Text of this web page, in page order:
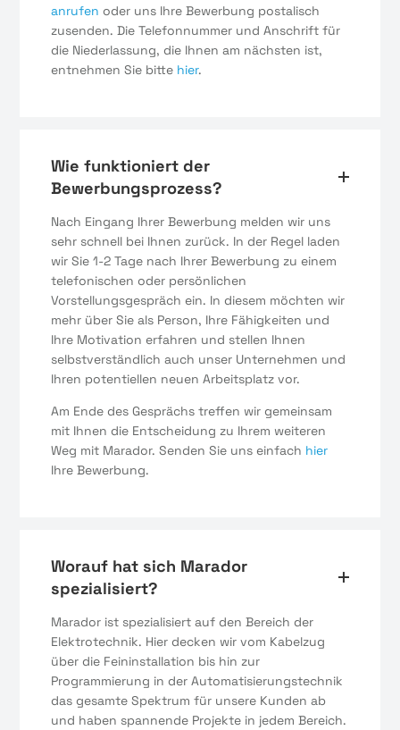
anrufen oder uns Ihre Bewerbung postalisch
zusenden. Die Telefonnummer und Anschrift für
die Niederlassung, die Ihnen am nächsten ist,
entnehmen Sie bitte hier.
Wie funktioniert der
Bewerbungsprozess?
Nach Eingang Ihrer Bewerbung melden wir uns
sehr schnell bei Ihnen zurück. In der Regel laden
wir Sie 1-2 Tage nach Ihrer Bewerbung zu einem
telefonischen oder persönlichen
Vorstellungsgespräch ein. In diesem möchten wir
mehr über Sie als Person, Ihre Fähigkeiten und
Ihre Motivation erfahren und stellen Ihnen
selbstverständlich auch unser Unternehmen und
Ihren potentiellen neuen Arbeitsplatz vor.
Am Ende des Gesprächs treffen wir gemeinsam
mit Ihnen die Entscheidung zu Ihrem weiteren
Weg mit Marador. Senden Sie uns einfach hier
Ihre Bewerbung.
Worauf hat sich Marador
spezialisiert?
Marador ist spezialisiert auf den Bereich der
Elektrotechnik. Hier decken wir vom Kabelzug
über die Feininstallation bis hin zur
Programmierung in der Automatisierungstechnik
das gesamte Spektrum für unsere Kunden ab
und haben spannende Projekte in jedem Bereich.